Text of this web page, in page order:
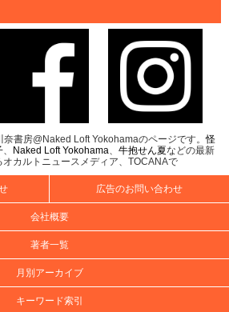
奈書房@Naked Loft Yokohamaのページです。怪
Naked Loft Yokohama 牛抱せん夏などの最新
カルトニュースメディア、TOCANAで
広告のお問い合わせ
会社概要
著者一覧
月別アーカイブ
キーワード索引